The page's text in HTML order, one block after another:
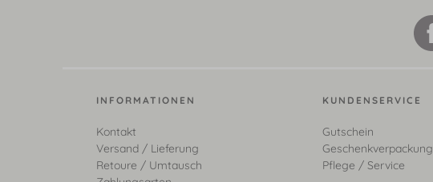
INFORMATIONEN
Kontakt
Versand / Lieferung
Retoure / Umtausch
KUNDENSERVICE
Gutschein
Geschenkverpackung
Pflege / Service